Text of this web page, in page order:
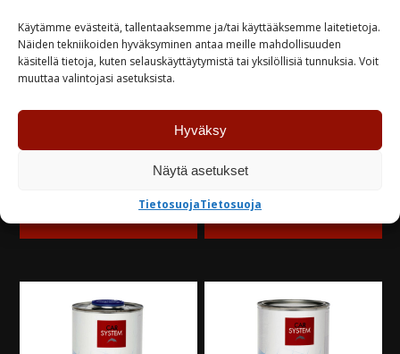
Käytämme evästeitä, tallentaaksemme ja/tai käyttääksemme laitetietoja.
Näiden tekniikoiden hyväksyminen antaa meille mahdollisuuden
käsitellä tietoja, kuten selauskäyttäytymistä tai yksilöllisiä tunnuksia. Voit
muuttaa valintojasi asetuksista.
Hyväksy
Näytä asetukset
TietosuojaTietosuoja
MIPA V25 OHENNE
0,25L
CarSystem cc.21 X-
340,00
Varastossa